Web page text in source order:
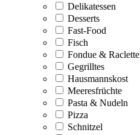
Delikatessen
Desserts
Fast-Food
Fisch
Fondue & Raclette
Gegrilltes
Hausmannskost
Meeresfrüchte
Pasta & Nudeln
Pizza
Schnitzel